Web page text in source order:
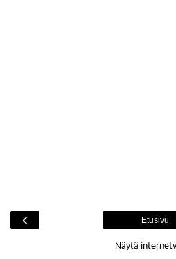
‹ Etusivu
Näytä